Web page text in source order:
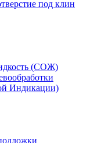
под клин
(СОЖ)
Индикации)